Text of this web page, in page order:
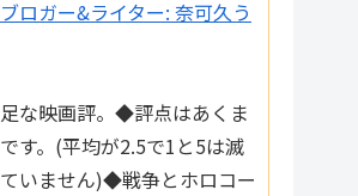
ロガー&ライター: 奈可久う
な映画評。◆評点はあくま
す。(平均が2.5で1と5は滅
いません)◆戦争とホロコー